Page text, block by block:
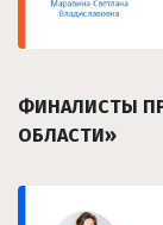
ФИНАЛИСТЫ
ОБЛАСТИ»